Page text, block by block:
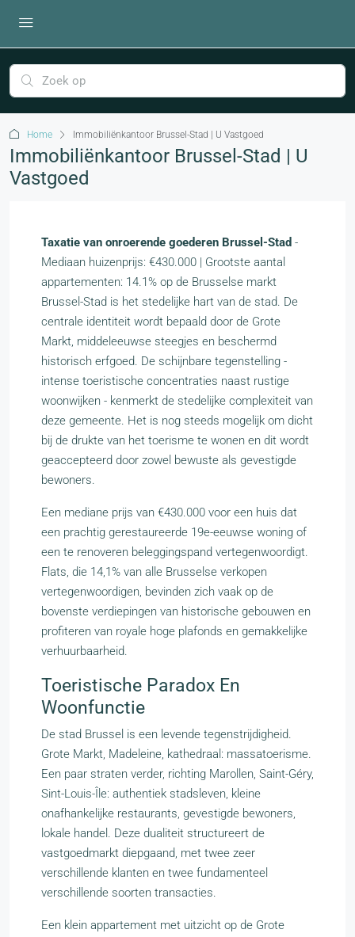
Home Immobiliënkantoor Brussel-Stad | U Vastgoed
Immobiliënkantoor Brussel-Stad | U
Vastgoed
Taxatie van onroerende goederen Brussel-Stad -
Mediaan huizenprijs: €430.000 | Grootste aantal
appartementen: 14.1% op de Brusselse markt
Brussel-Stad is het stedelijke hart van de stad. De
centrale identiteit wordt bepaald door de Grote
Markt, middeleeuwse steegjes en beschermd
historisch erfgoed. De schijnbare tegenstelling -
intense toeristische concentraties naast rustige
woonwijken - kenmerkt de stedelijke complexiteit van
deze gemeente. Het is nog steeds mogelijk om dicht
bij de drukte van het toerisme te wonen en dit wordt
geaccepteerd door zowel bewuste als gevestigde
bewoners.
Een mediane prijs van €430.000 voor een huis dat
een prachtig gerestaureerde 19e-eeuwse woning of
een te renoveren beleggingspand vertegenwoordigt.
Flats, die 14,1% van alle Brusselse verkopen
vertegenwoordigen, bevinden zich vaak op de
bovenste verdiepingen van historische gebouwen en
profiteren van royale hoge plafonds en gemakkelijke
verhuurbaarheid.
Toeristische Paradox En
Woonfunctie
De stad Brussel is een levende tegenstrijdigheid.
Grote Markt, Madeleine, kathedraal: massatoerisme.
Een paar straten verder, richting Marollen, Saint-Géry,
Sint-Louis-Île: authentiek stadsleven, kleine
onafhankelijke restaurants, gevestigde bewoners,
lokale handel. Deze dualiteit structureert de
vastgoedmarkt diepgaand, met twee zeer
verschillende klanten en twee fundamenteel
verschillende soorten transacties.
Een klein appartement met uitzicht op de Grote